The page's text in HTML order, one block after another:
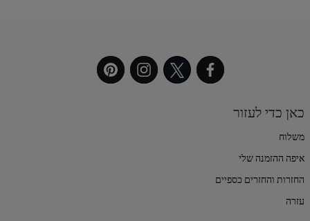
כאן כדי לעזור
משלוח
איפה ההזמנה שלי
החזרות והחזרים כספיים
עזרה